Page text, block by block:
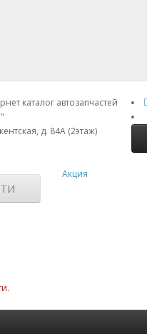
каталог автозапчастей
д. 84А (2этаж)
Акция